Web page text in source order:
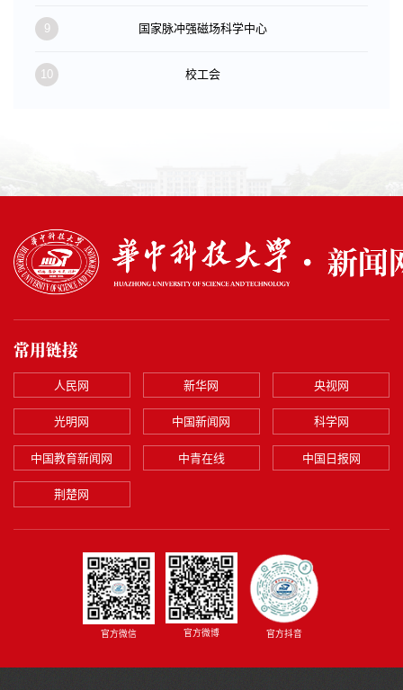
9 国家脉冲强磁场科学中心
10 校工会
常用链接
人民网 新华网 央视网
光明网 中国新闻网 科学网
中国教育新闻网 中青在线 中国日报网
荆楚网
官方微信 官方微博 官方抖音